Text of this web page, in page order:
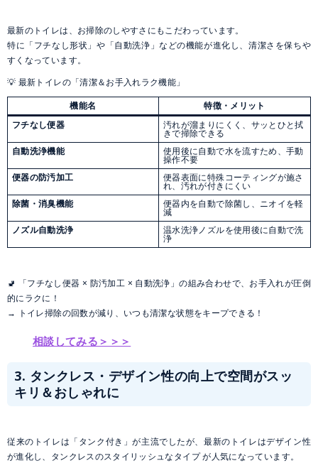
最新のトイレは、お掃除のしやすさにもこだわっています。
特に「フチなし形状」や「自動洗浄」などの機能が進化し、清潔さを保ちや
すくなっています。
💡 最新トイレの「清潔＆お手入れラク機能」
機能名
特徴・メリット
フチなし便器
汚れが溜まりにくく、サッとひと拭
きで掃除できる
自動洗浄機能
使用後に自動で水を流すため、手動
操作不要
便器の防汚加工
便器表面に特殊コーティングが施さ
れ、汚れが付きにくい
除菌・消臭機能
便器内を自動で除菌し、ニオイを軽
減
ノズル自動洗浄
温水洗浄ノズルを使用後に自動で洗
浄
🚽 「フチなし便器 × 防汚加工 × 自動洗浄」の組み合わせで、お手入れが圧倒
的にラクに！
→ トイレ掃除の回数が減り、いつも清潔な状態をキープできる！
相談してみる＞＞＞
3. タンクレス・デザイン性の向上で空間がスッ
キリ＆おしゃれに
従来のトイレは「タンク付き」が主流でしたが、最新のトイレはデザイン性
が進化し、タンクレスのスタイリッシュなタイプ が人気になっています。